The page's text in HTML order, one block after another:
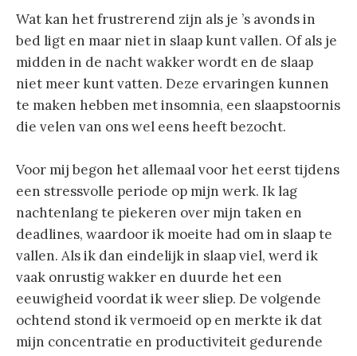
Wat kan het frustrerend zijn als je ’s avonds in
bed ligt en maar niet in slaap kunt vallen. Of als je
midden in de nacht wakker wordt en de slaap
niet meer kunt vatten. Deze ervaringen kunnen
te maken hebben met insomnia, een slaapstoornis
die velen van ons wel eens heeft bezocht.
Voor mij begon het allemaal voor het eerst tijdens
een stressvolle periode op mijn werk. Ik lag
nachtenlang te piekeren over mijn taken en
deadlines, waardoor ik moeite had om in slaap te
vallen. Als ik dan eindelijk in slaap viel, werd ik
vaak onrustig wakker en duurde het een
eeuwigheid voordat ik weer sliep. De volgende
ochtend stond ik vermoeid op en merkte ik dat
mijn concentratie en productiviteit gedurende